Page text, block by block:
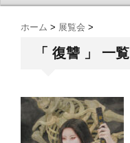
ホーム > 展覧会 >
「 復讐 」 一覧